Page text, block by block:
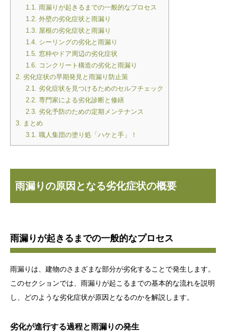
1.1.
雨漏りが起きるまでの一般的なプロセス
1.2. 外壁の劣化症状と雨漏り
1.3. 屋根の劣化症状と雨漏り
1.4. シーリングの劣化と雨漏り
1.5. 窓枠やドア周辺の劣化症状
1.6.
コンクリート構造の劣化と雨漏り
2. 劣化症状の早期発見と雨漏り防止策
2.1.
劣化症状を見つけるためのセルフチェック
2.2. 専門家による劣化診断と修繕
2.3. 劣化予防のための定期メンテナンス
3.
まとめ
3.1.
職人集団の塗り処「ハケと手」！
雨漏りの原因となる劣化症状の概要
雨漏りが起きるまでの一般的なプロセス
雨漏りは、建物のさまざまな部分が劣化することで発生します。
このセクションでは、雨漏りが起こるまでの基本的な流れを説明
し、どのような劣化症状が原因となるのかを解説します。
劣化が進行する過程と雨漏りの発生